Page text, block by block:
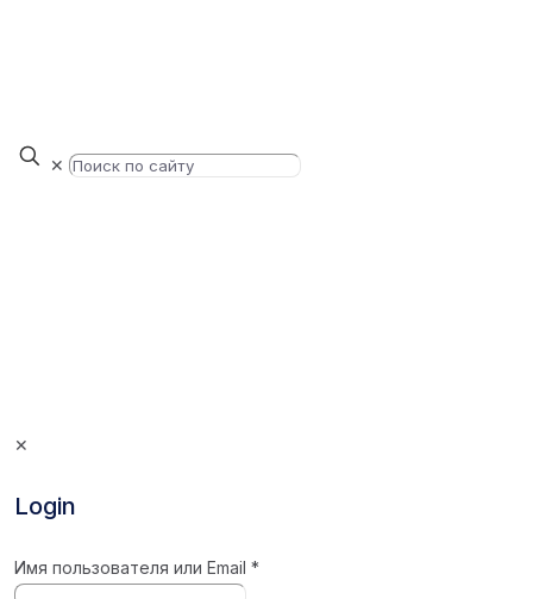
✕
✕
Login
Имя пользователя или Email*